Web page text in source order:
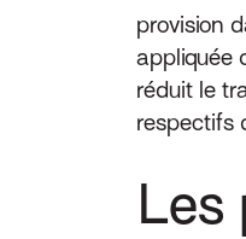
provision
appliquée
réduit le
respectifs
Les